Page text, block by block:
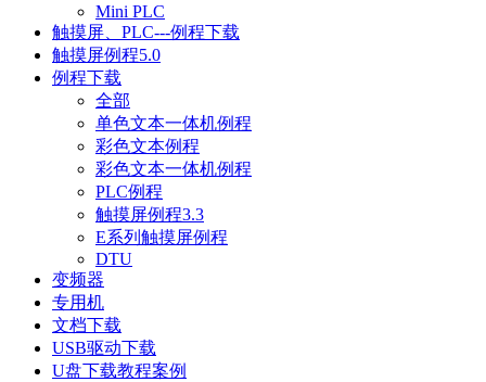
Mini PLC
触摸屏、PLC---例程下载
触摸屏例程5.0
例程下载
全部
单色文本一体机例程
彩色文本例程
彩色文本一体机例程
PLC例程
触摸屏例程3.3
E系列触摸屏例程
DTU
变频器
专用机
文档下载
USB驱动下载
U盘下载教程案例